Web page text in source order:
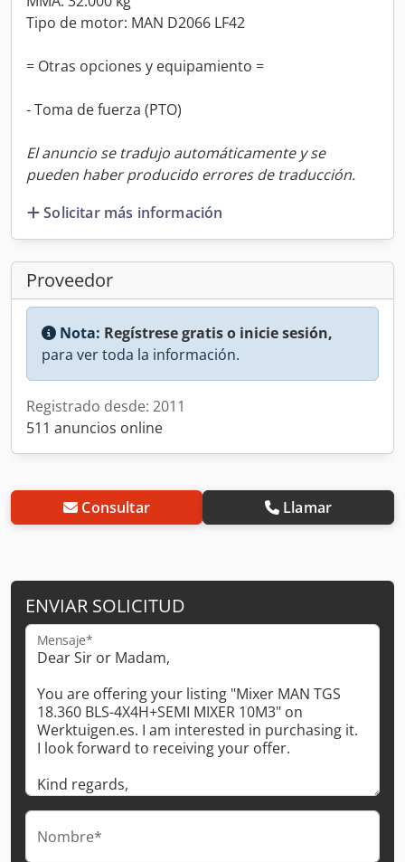
Tipo de motor: MAN D2066 LF42
= Otras opciones y equipamiento =
- Toma de fuerza (PTO)
El anuncio se tradujo automáticamente y se
pueden haber producido errores de traducción.
Solicitar más información
Proveedor
Nota: Regístrese gratis o inicie sesión,
para ver toda la información.
Registrado desde: 2011
511 anuncios online
Consultar Llamar
ENVIAR SOLICITUD
Mensaje*
Nombre*